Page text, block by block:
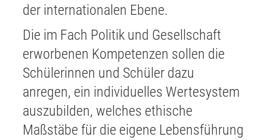
der internationalen Ebene.
Die im Fach Politik und Gesellschaft
erworbenen Kompetenzen sollen die
Schülerinnen und Schüler dazu
anregen, ein individuelles Wertesystem
auszubilden, welches ethische
Maßstäbe für die eigene Lebensführung